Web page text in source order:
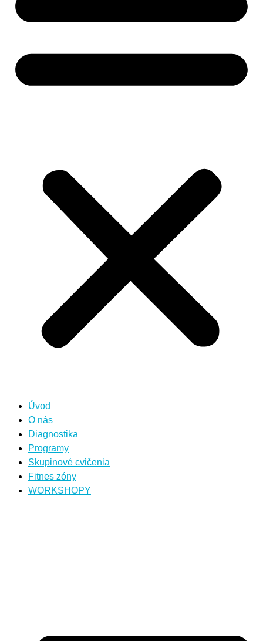
Úvod
O nás
Diagnostika
Programy
Skupinové cvičenia
Fitnes zóny
WORKSHOPY